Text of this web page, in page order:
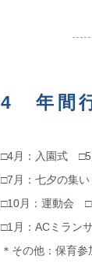
4 年間
□4月：入園式 □5
□7月：七夕の集
□10月：運動会
□1月：ACミラン
＊その他：保育